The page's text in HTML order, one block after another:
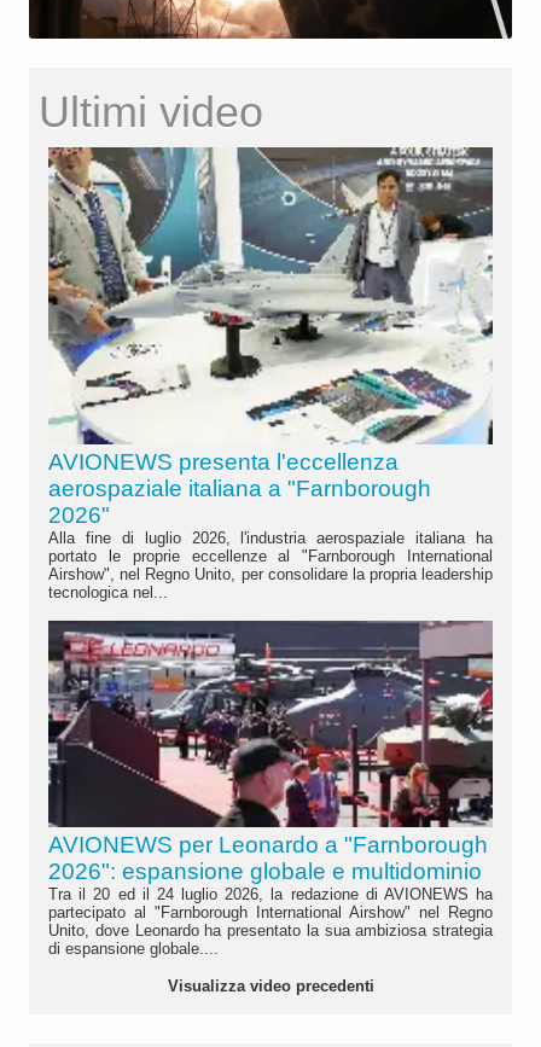
Ultimi video
AVIONEWS presenta l'eccellenza
aerospaziale italiana a "Farnborough
2026"
Alla fine di luglio 2026, l'industria aerospaziale italiana ha
portato le proprie eccellenze al "Farnborough International
Airshow", nel Regno Unito, per consolidare la propria leadership
tecnologica nel...
AVIONEWS per Leonardo a "Farnborough
2026": espansione globale e multidominio
Tra il 20 ed il 24 luglio 2026, la redazione di AVIONEWS ha
partecipato al "Farnborough International Airshow" nel Regno
Unito, dove Leonardo ha presentato la sua ambiziosa strategia
di espansione globale....
Visualizza video precedenti